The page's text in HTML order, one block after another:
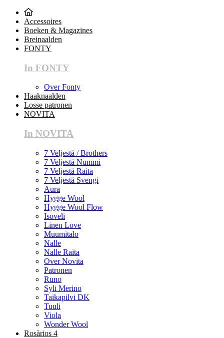
Accessoires
Boeken & Magazines
Breinaalden
FONTY
In FONTY
Over Fonty
Haaknaalden
Losse patronen
NOVITA
In NOVITA
7 Veljestä / Brothers
7 Veljestä Nummi
7 Veljestä Raita
7 Veljestä Svengi
Aura
Hygge Wool
Hygge Wool Flow
Isoveli
Linen Love
Muumitalo
Nalle
Nalle Raita
Over Novita
Patronen
Runo
Syli Merino
Taikapilvi DK
Tuuli
Viola
Wonder Wool
Rosàrios 4